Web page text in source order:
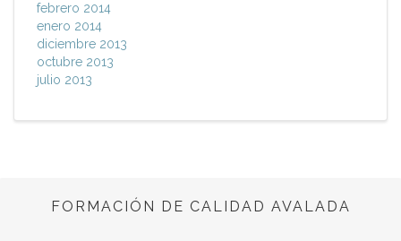
febrero 2014
enero 2014
diciembre 2013
octubre 2013
julio 2013
FORMACIÓN DE CALIDAD AVALADA